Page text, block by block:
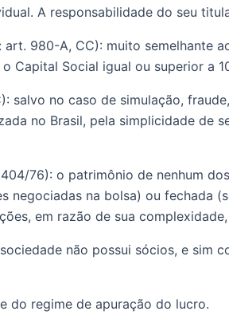
A responsabilidade do seu
Capital Social igual ou superior a
salvo no caso de simulação,
no Brasil, pela simplicidade de
76): o patrimônio de nenhum
negociadas na bolsa) ou fechada
em razão de sua
não possui sócios, e sim
do regime de apuração do lucro.